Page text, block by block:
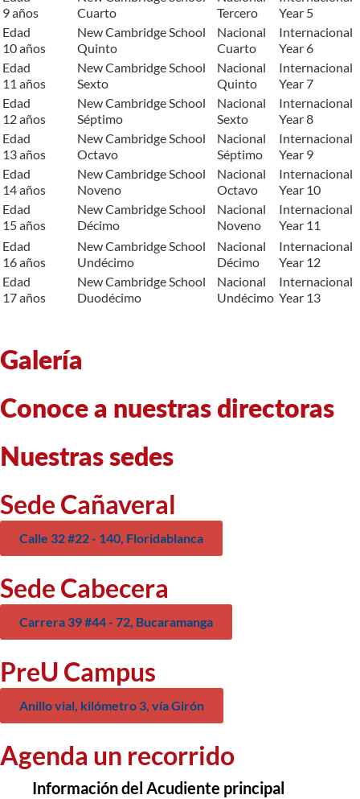
9 años
Cuarto
Tercero
Year 5
Edad
10 años
New Cambridge School
Quinto
Nacional
Cuarto
Internacional
Year 6
Edad
11 años
New Cambridge School
Sexto
Nacional
Quinto
Internacional
Year 7
Edad
12 años
New Cambridge School
Séptimo
Nacional
Sexto
Internacional
Year 8
Edad
13 años
New Cambridge School
Octavo
Nacional
Séptimo
Internacional
Year 9
Edad
14 años
New Cambridge School
Noveno
Nacional
Octavo
Internacional
Year 10
Edad
15 años
New Cambridge School
Décimo
Nacional
Noveno
Internacional
Year 11
Edad
16 años
New Cambridge School
Undécimo
Nacional
Décimo
Internacional
Year 12
Edad
17 años
New Cambridge School
Duodécimo
Nacional
Undécimo
Internacional
Year 13
Galería
Conoce a nuestras directoras
Nuestras sedes
Sede Cañaveral
Calle 32 #22 - 140, Floridablanca
Sede Cabecera
Carrera 39 #44 - 72, Bucaramanga
PreU Campus
Anillo vial, kilómetro 3, vía Girón
Agenda un recorrido
Información del Acudiente principal